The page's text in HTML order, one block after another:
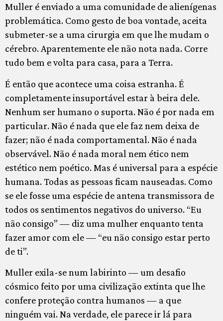
Muller é enviado a uma comunidade de alienígenas
problemática. Como gesto de boa vontade, aceita
submeter-se a uma cirurgia em que lhe mudam o
cérebro. Aparentemente ele não nota nada. Corre
tudo bem e volta para casa, para a Terra.
É então que acontece uma coisa estranha. É
completamente insuportável estar à beira dele.
Nenhum ser humano o suporta. Não é por nada em
particular. Não é nada que ele faz nem deixa de
fazer; não é nada comportamental. Não é nada
observável. Não é nada moral nem ético nem
estético nem poético. Mas é universal para a espécie
humana. Todas as pessoas ficam nauseadas. Como
se ele fosse uma espécie de antena transmissora de
todos os sentimentos negativos do universo. “Eu
não consigo” — diz uma mulher enquanto tenta
fazer amor com ele — “eu não consigo estar perto
de ti”.
Muller exila-se num labirinto — um desafio
cósmico feito por uma civilização extinta que lhe
confere proteção contra humanos — a que
ninguém vai. Na verdade, ele parece ir lá para